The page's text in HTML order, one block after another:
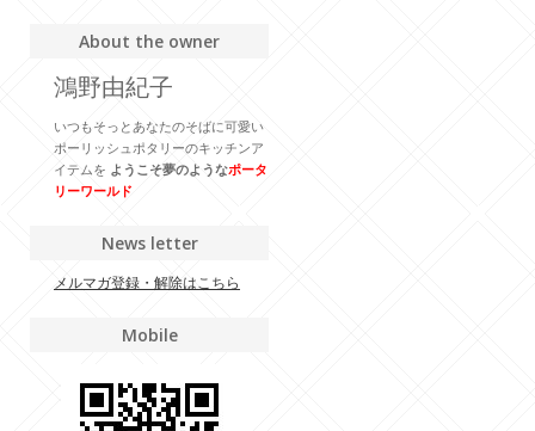
About the owner
鴻野由紀子
いつもそっとあなたのそばに可愛い
ポーリッシュポタリーのキッチンア
イテムを ようこそ夢のようなポータ
リーワールド
News letter
メルマガ登録・解除はこちら
Mobile